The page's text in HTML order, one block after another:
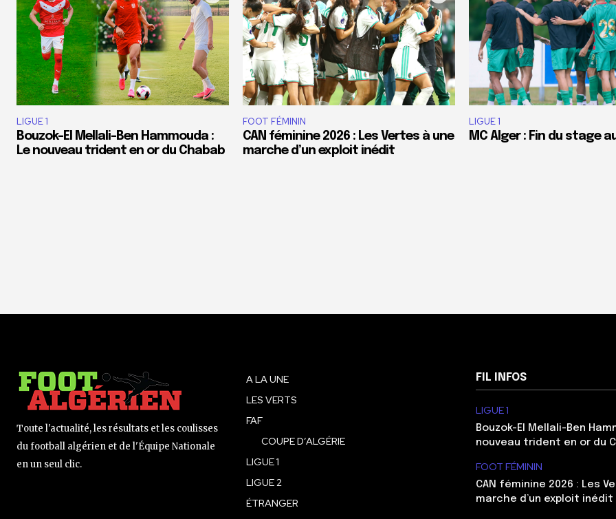
LIGUE 1
Bouzok-El Mellali-Ben Hammouda :
Le nouveau trident en or du Chabab
FOOT FÉMININ
CAN féminine 2026 : Les Vertes à une
marche d’un exploit inédit
LIGUE 1
MC Alger : Fin du stage
Toute l'actualité, les résultats et les coulisses
du football algérien et de l'Équipe Nationale
en un seul clic.
A LA UNE
LES VERTS
FAF
COUPE D’ALGÉRIE
LIGUE 1
LIGUE 2
ÉTRANGER
FIL INFOS
LIGUE 1
Bouzok-El Mellali-Ben
nouveau trident en or du
FOOT FÉMININ
CAN féminine 2026 : Les
marche d’un exploit inédit